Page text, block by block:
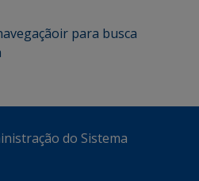
ir para busca
do Sistema